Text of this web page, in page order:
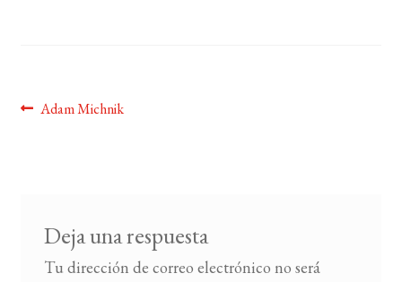
Navegación
Anterior:
Adam Michnik
Deja una respuesta
Tu dirección de correo electrónico no será